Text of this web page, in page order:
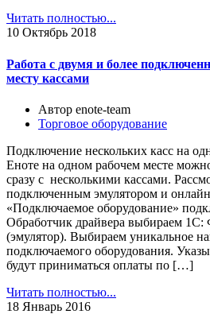
Читать полностью...
10 Октябрь 2018
Работа с двумя и более
месту кассами
Автор enote-team
Торговое оборудование
Подключение нескольких касс на
Еноте на одном рабочем месте
сразу с несколькими кассами.
подключенным эмулятором и
«Подключаемое оборудование»
Обработчик драйвера выбираем 1С:
(эмулятор). Выбираем уникальное
подключаемого оборудования.
будут приниматься оплаты по […]
Читать полностью...
18 Январь 2016